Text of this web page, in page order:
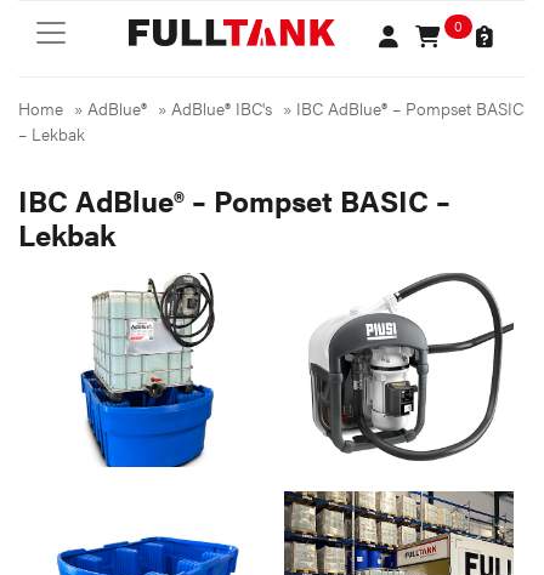
0
Home » AdBlue® » AdBlue® IBC's » IBC AdBlue® – Pompset BASIC
– Lekbak
IBC AdBlue® – Pompset BASIC –
Lekbak